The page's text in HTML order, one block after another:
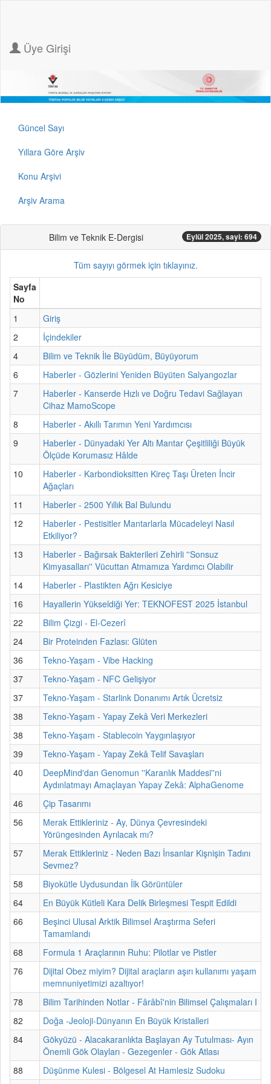
Üye Girişi
Güncel Sayı
Yıllara Göre Arşiv
Konu Arşivi
Arşiv Arama
Bilim ve Teknik E-Dergisi Eylül 2025, sayi: 694
Tüm sayıyı görmek için tıklayınız.
Sayfa
No
1
Giriş
2
İçindekiler
4
Bilim ve Teknik İle Büyüdüm, Büyüyorum
6
Haberler - Gözlerini Yeniden Büyüten Salyangozlar
7
Haberler - Kanserde Hızlı ve Doğru Tedavi Sağlayan
Cihaz MamoScope
8
Haberler - Akıllı Tarımın Yeni Yardımcısı
9
Haberler - Dünyadaki Yer Altı Mantar Çeşitliliği Büyük
Ölçüde Korumasız Hâlde
10
Haberler - Karbondioksitten Kireç Taşı Üreten İncir
Ağaçları
11
Haberler - 2500 Yıllık Bal Bulundu
12
Haberler - Pestisitler Mantarlarla Mücadeleyi Nasıl
Etkiliyor?
13
Haberler - Bağırsak Bakterileri Zehirli ''Sonsuz
Kimyasalları'' Vücuttan Atmamıza Yardımcı Olabilir
14
Haberler - Plastikten Ağrı Kesiciye
16
Hayallerin Yükseldiği Yer: TEKNOFEST 2025 İstanbul
22
Bilim Çizgi - El-Cezerî
24
Bir Proteinden Fazlası: Glüten
36
Tekno-Yaşam - Vibe Hacking
37
Tekno-Yaşam - NFC Gelişiyor
37
Tekno-Yaşam - Starlink Donanımı Artık Ücretsiz
38
Tekno-Yaşam - Yapay Zekâ Veri Merkezleri
38
Tekno-Yaşam - Stablecoin Yaygınlaşıyor
39
Tekno-Yaşam - Yapay Zekâ Telif Savaşları
40
DeepMind'dan Genomun ''Karanlık Maddesi''ni
Aydınlatmayı Amaçlayan Yapay Zekâ: AlphaGenome
46
Çip Tasarımı
56
Merak Ettikleriniz - Ay, Dünya Çevresindeki
Yörüngesinden Ayrılacak mı?
57
Merak Ettikleriniz - Neden Bazı İnsanlar Kişnişin Tadını
Sevmez?
58
Biyokütle Uydusundan İlk Görüntüler
64
En Büyük Kütleli Kara Delik Birleşmesi Tespit Edildi
66
Beşinci Ulusal Arktik Bilimsel Araştırma Seferi
Tamamlandı
68
Formula 1 Araçlarının Ruhu: Pilotlar ve Pistler
76
Dijital Obez miyim? Dijital araçların aşırı kullanımı yaşam
memnuniyetimizi azaltıyor!
78
Bilim Tarihinden Notlar - Fârâbî'nin Bilimsel Çalışmaları I
82
Doğa -Jeoloji-Dünyanın En Büyük Kristalleri
84
Gökyüzü - Alacakaranlıkta Başlayan Ay Tutulması- Ayın
Önemli Gök Olayları - Gezegenler - Gök Atlası
88
Düşünme Kulesi - Bölgesel At Hamlesiz Sudoku